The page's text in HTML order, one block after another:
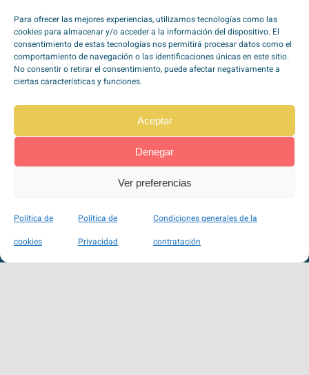
Para ofrecer las mejores experiencias, utilizamos tecnologías como las
cookies para almacenar y/o acceder a la información del dispositivo. El
consentimiento de estas tecnologías nos permitirá procesar datos como el
comportamiento de navegación o las identificaciones únicas en este sitio.
No consentir o retirar el consentimiento, puede afectar negativamente a
ciertas características y funciones.
Aceptar
Denegar
Ver preferencias
Política de
cookies
Política de
Privacidad
Condiciones generales de la
contratación
He leído y acepto lapolítica de
privacidad*
TipoZeroDiabetes enRedes Sociales